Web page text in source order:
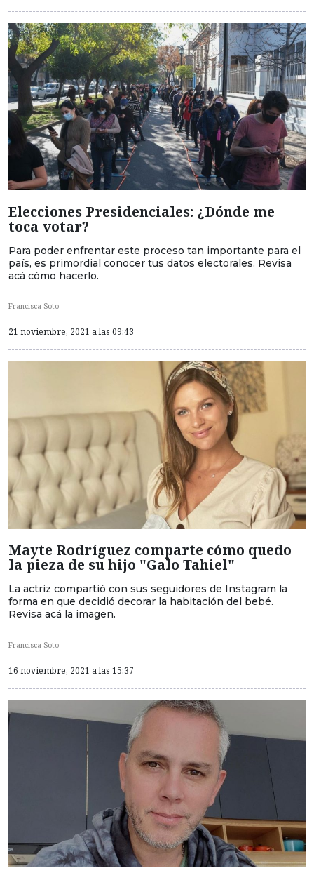
Elecciones Presidenciales: ¿Dónde me
toca votar?
Para poder enfrentar este proceso tan importante para el
país, es primordial conocer tus datos electorales. Revisa
acá cómo hacerlo.
Francisca Soto
21 noviembre, 2021 a las 09:43
Mayte Rodríguez comparte cómo quedo
la pieza de su hijo "Galo Tahiel"
La actriz compartió con sus seguidores de Instagram la
forma en que decidió decorar la habitación del bebé.
Revisa acá la imagen.
Francisca Soto
16 noviembre, 2021 a las 15:37